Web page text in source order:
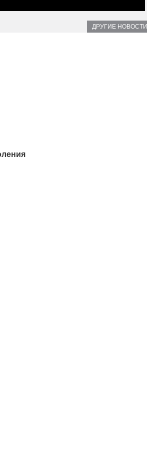
ДРУГИЕ НОВОСТИ